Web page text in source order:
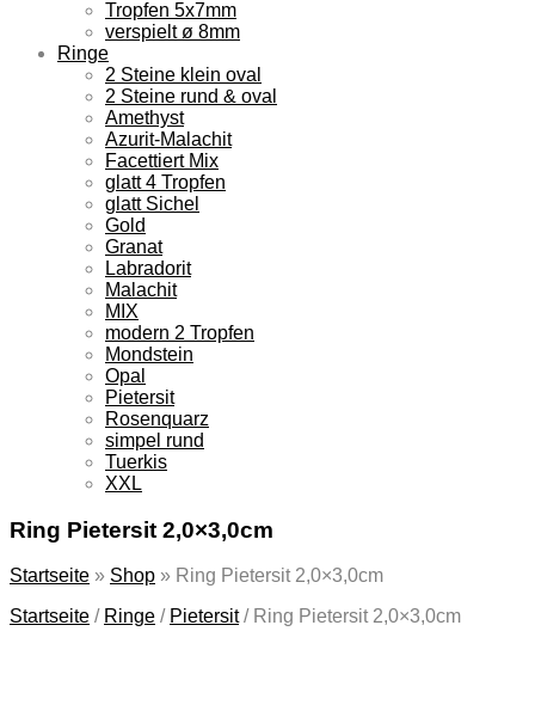
Tropfen 5x7mm
verspielt ø 8mm
Ringe
2 Steine klein oval
2 Steine rund & oval
Amethyst
Azurit-Malachit
Facettiert Mix
glatt 4 Tropfen
glatt Sichel
Gold
Granat
Labradorit
Malachit
MIX
modern 2 Tropfen
Mondstein
Opal
Pietersit
Rosenquarz
simpel rund
Tuerkis
XXL
Ring Pietersit 2,0×3,0cm
Startseite » Shop » Ring Pietersit 2,0×3,0cm
Startseite / Ringe / Pietersit/ Ring Pietersit 2,0×3,0cm